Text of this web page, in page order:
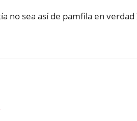
no sea así de pamfila en verdad